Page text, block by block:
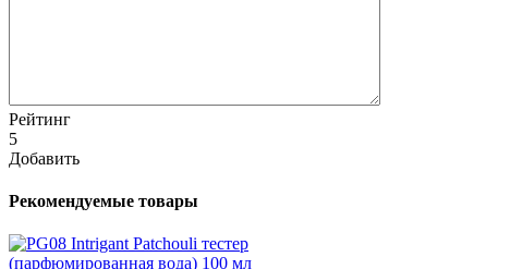
Рейтинг
5
Добавить
Рекомендуемые товары